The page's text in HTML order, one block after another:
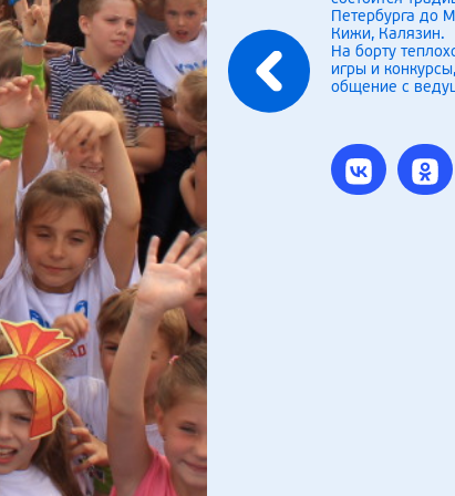
Петербурга до
Кижи, Калязин.
На борту
игры и
общение с